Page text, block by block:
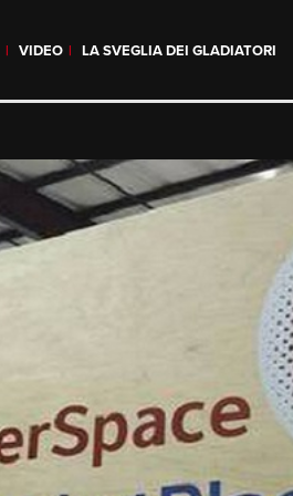
VIDEO LA SVEGLIA DEI GLADIATORI